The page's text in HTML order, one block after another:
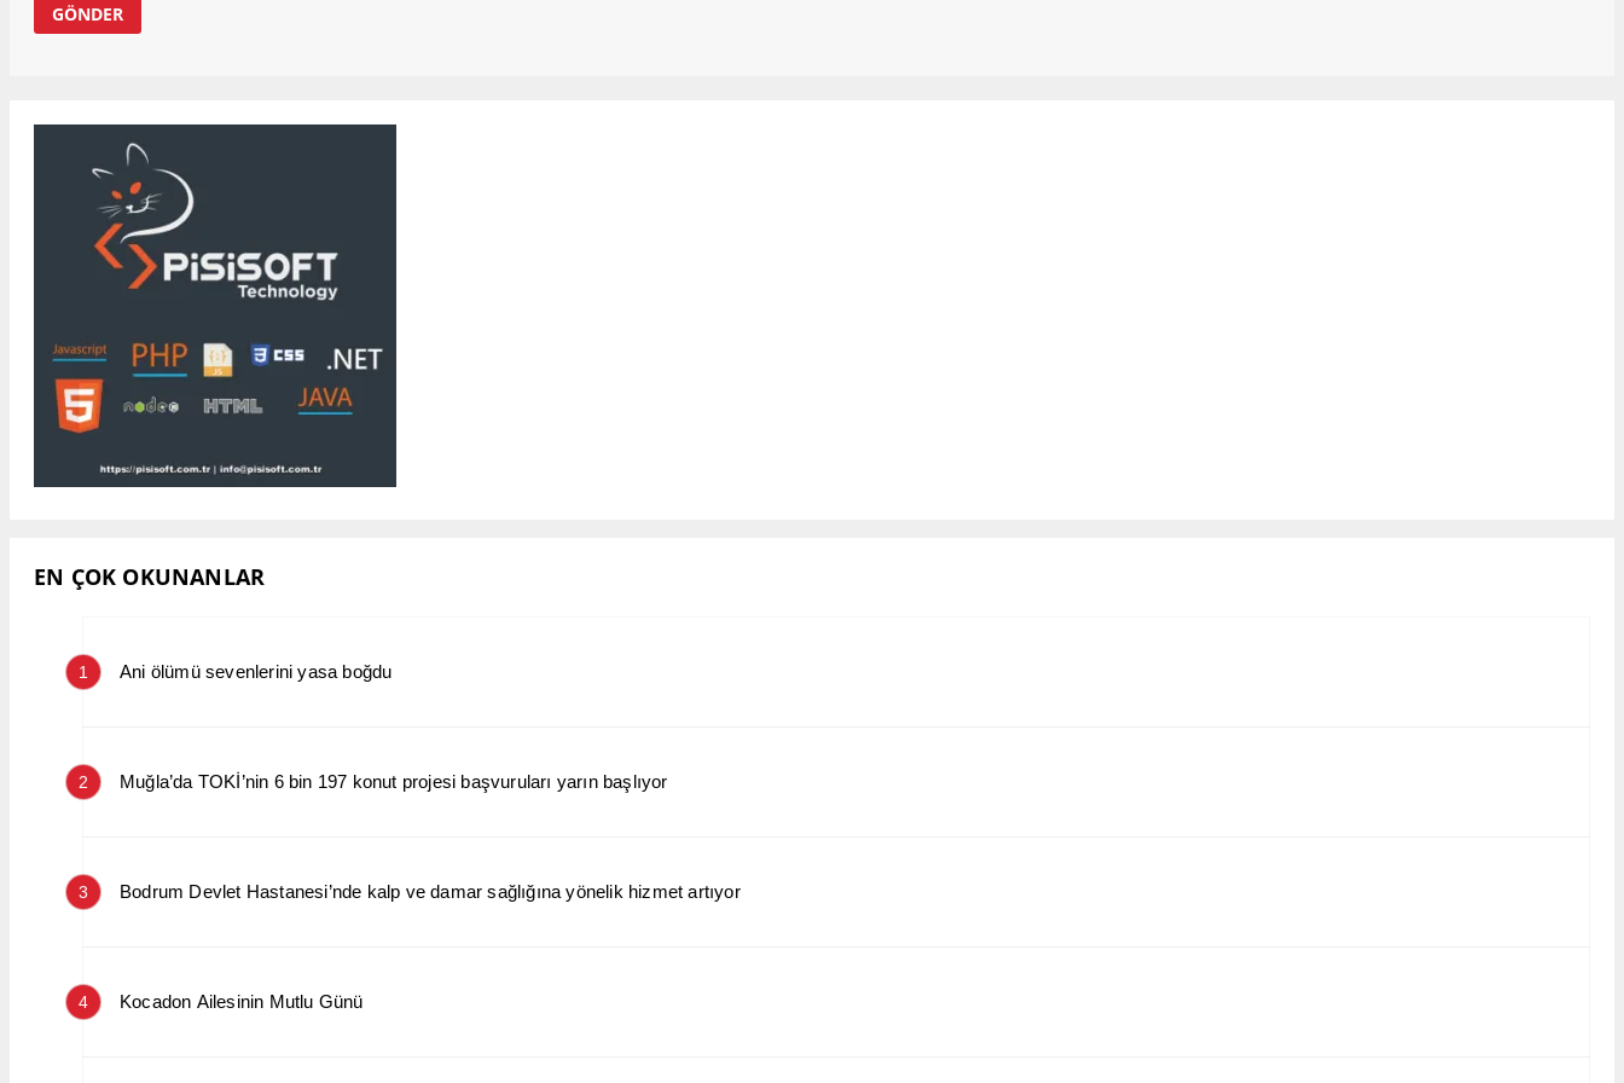
EN ÇOK OKUNANLAR
1 Ani ölümü sevenlerini yasa boğdu
2 Muğla’da TOKİ’nin 6 bin 197 konut projesi başvuruları yarın başlıyor
3 Bodrum Devlet Hastanesi’nde kalp ve damar sağlığına yönelik hizmet artıyor
4 Kocadon Ailesinin Mutlu Günü